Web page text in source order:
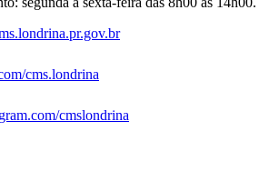
cms.londrina
cmslondrina